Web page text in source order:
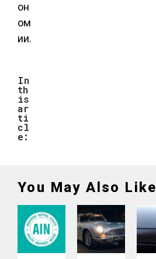
он
ом
ии.
In
th
is
ar
ti
cl
e:
You May Also Like